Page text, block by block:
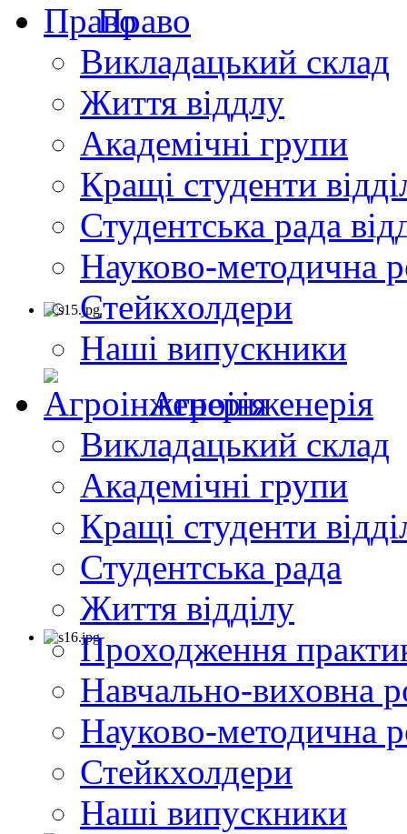
Право
Викладацький склад
Життя віддлу
Академічні групи
Кращі студенти
Студентська рада
Науково-методична
Стейкхолдери
Наші випускники
Агроінженерія
Викладацький склад
Академічні групи
Кращі студенти
Студентська рада
Життя відділу
Проходження
Навчально-виховна
Науково-методична
Стейкхолдери
Наші випускники